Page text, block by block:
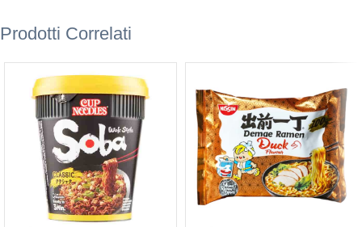
Prodotti Correlati